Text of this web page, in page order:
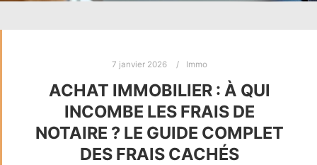
7 janvier 2026 Immo
ACHAT IMMOBILIER : À QUI
INCOMBE LES FRAIS DE
NOTAIRE ? LE GUIDE COMPLET
DES FRAIS CACHÉS